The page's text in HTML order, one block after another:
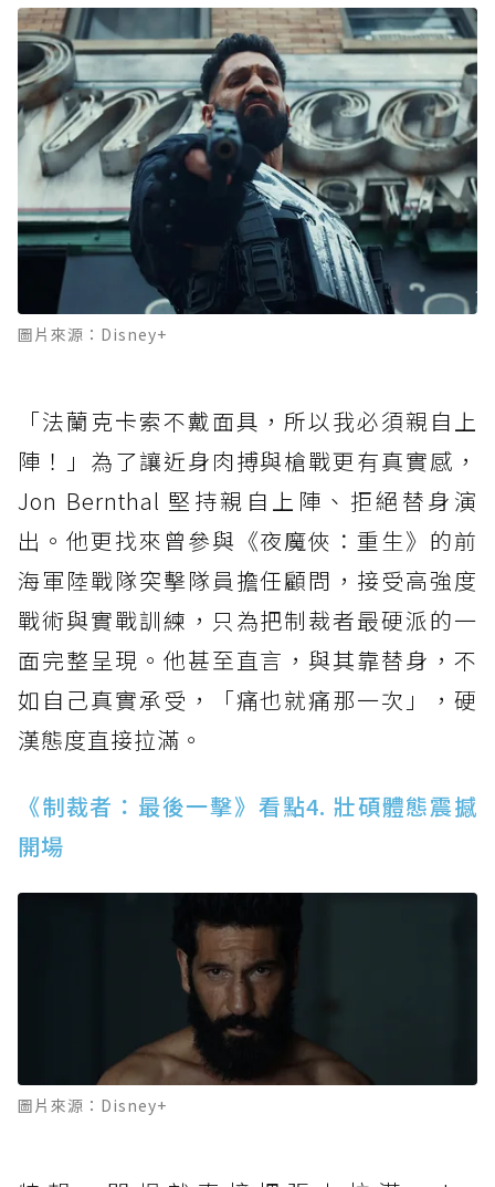
圖片來源：Disney+
「法蘭克卡索不戴面具，所以我必須親自上
陣！」為了讓近身肉搏與槍戰更有真實感，
Jon Bernthal 堅持親自上陣、拒絕替身演
出。他更找來曾參與《夜魔俠：重生》的前
海軍陸戰隊突擊隊員擔任顧問，接受高強度
戰術與實戰訓練，只為把制裁者最硬派的一
面完整呈現。他甚至直言，與其靠替身，不
如自己真實承受，「痛也就痛那一次」，硬
漢態度直接拉滿。
《制裁者：最後一擊》看點4. 壯碩體態震撼
開場
圖片來源：Disney+